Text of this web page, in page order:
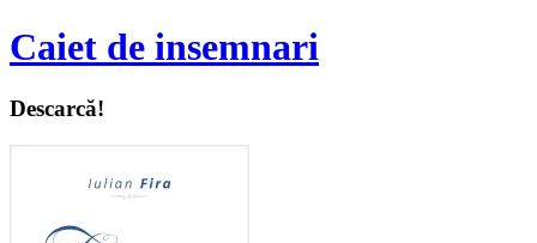
Caiet de insemnari
Descarcă!